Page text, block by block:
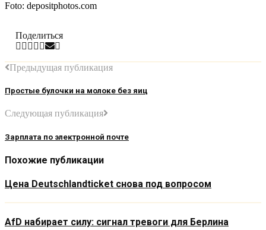
Foto: depositphotos.com
Поделиться
Предыдущая публикация
Простые булочки на молоке без яиц
Следующая публикация
Зарплата по электронной почте
Похожие публикации
Цена Deutschlandticket снова под вопросом
AfD набирает силу: сигнал тревоги для Берлина